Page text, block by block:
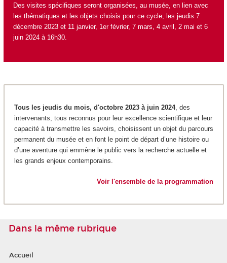
Des visites spécifiques seront organisées, au musée, en lien avec
les thématiques et les objets choisis pour ce cycle, les jeudis 7
décembre 2023 et 11 janvier, 1erfévrier, 7 mars, 4 avril, 2 mai et 6
juin 2024 à 16h30.
Tous les jeudis du mois, d'octobre 2023 à juin 2024, des
intervenants, tous reconnus pour leur excellence scientifique et leur
capacité à transmettre les savoirs, choisissent un objet du parcours
permanent du musée et en font le point de départ d’une histoire ou
d’une aventure qui emmène le public vers la recherche actuelle et
les grands enjeux contemporains.
Voir l'ensemble de la programmation
Dans la même rubrique
Accueil